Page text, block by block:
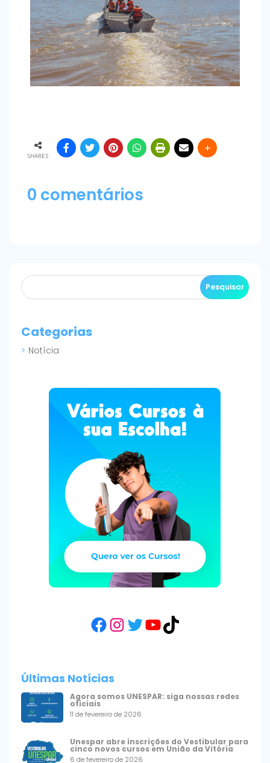
SHARES
0 comentários
Categorias
Notícia
Facebook
Instagram
Twitter
YouTube
TikTok
Últimas Notícias
Agora somos UNESPAR: siga nossas redes
oficiais
11 de fevereiro de 2026
Unespar abre inscrições do Vestibular para
cinco novos cursos em União da Vitória
6 de fevereiro de 2026